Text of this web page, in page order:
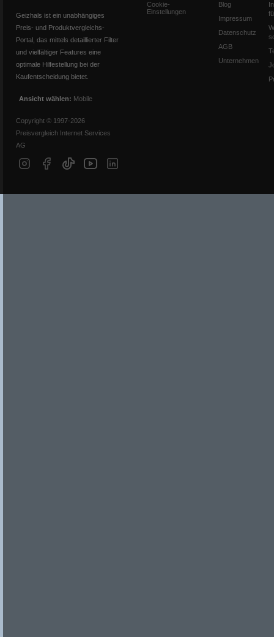
Geizhals ist ein unabhängiges
Preis- und Produktvergleichs-
Portal, das mittels detaillierter Filter
und vielfältiger Features eine
optimale Hilfestellung bei der
Kaufentscheidung bietet.
Ansicht wählen: Mobile
Copyright © 1997-2026
Preisvergleich Internet Services
AG
Cookie-
Einstellungen
Blog
Impressum
Datenschutz
AGB
Unternehmen